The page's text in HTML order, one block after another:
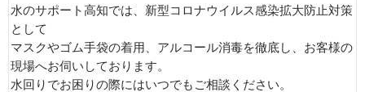
水のサポート高知では、新型コロナウイルス感染拡大防止対策
として
マスクやゴム手袋の着用、アルコール消毒を徹底し、お客様の
現場へお伺いしております。
水回りでお困りの際にはいつでもご相談ください。